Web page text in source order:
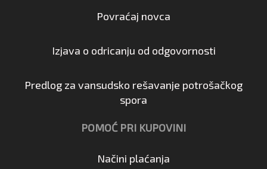
Povraćaj novca
Izjava o odricanju od odgovornosti
Predlog za vansudsko rešavanje potrošačkog
spora
POMOĆ PRI KUPOVINI
Načini plaćanja